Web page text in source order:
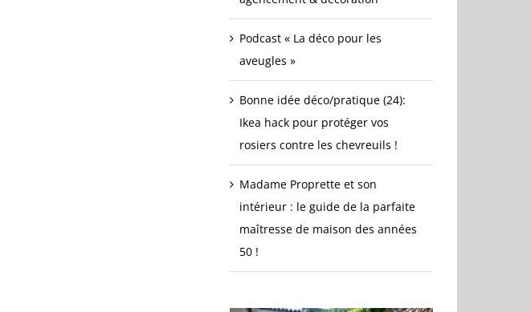
Podcast « La déco pour les
aveugles »
Bonne idée déco/pratique (24):
Ikea hack pour protéger vos
rosiers contre les chevreuils !
Madame Proprette et son
intérieur : le guide de la parfaite
maîtresse de maison des années
50 !